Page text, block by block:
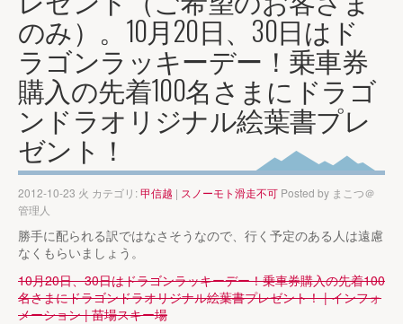
のみ）。10月20日、30日はド
ラゴンラッキーデー！乗車券
購入の先着100名さまにドラゴ
ンドラオリジナル絵葉書プレ
ゼント！
2012-10-23 火 カテゴリ:甲信越 | スノーモト滑走不可 Posted by まこつ＠
管理人
勝手に配られる訳ではなさそうなので、行く予定のある人は遠慮
なくもらいましょう。
10月20日、30日はドラゴンラッキーデー！乗車券購入の先着100
名さまにドラゴンドラオリジナル絵葉書プレゼント！ | インフォ
メーション | 苗場スキー場